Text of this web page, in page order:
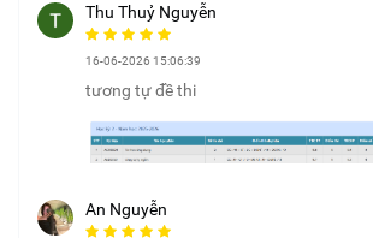
Thu Thuỷ Nguyễn
16-06-2026 15:06:39
tương tự đề thi
An Nguyễn